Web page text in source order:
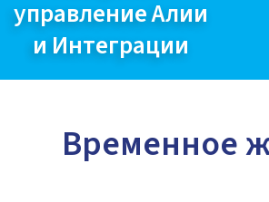
управление Алии
и Интеграции
Временное